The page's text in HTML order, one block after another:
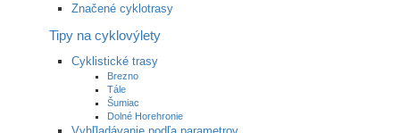
Značené cyklotrasy
Tipy na cyklovýlety
Cyklistické trasy
Brezno
Tále
Šumiac
Dolné Horehronie